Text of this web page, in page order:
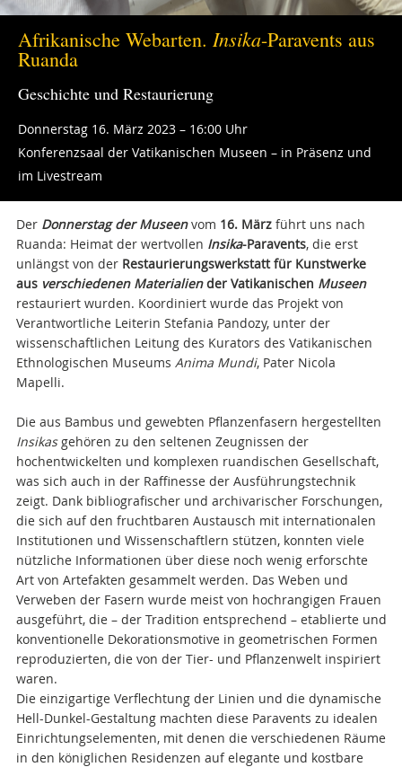
Afrikanische Webarten. Insika-Paravents aus
Ruanda
Geschichte und Restaurierung
Donnerstag 16. März 2023 – 16:00 Uhr
Konferenzsaal der Vatikanischen Museen – in Präsenz und
im Livestream
Der Donnerstag der Museenvom 16. Märzführt uns nach
Ruanda: Heimat der wertvollen Insika-Paravents, die erst
unlängst von der Restaurierungswerkstatt für Kunstwerke
aus verschiedenen Materialiender Vatikanischen Museen
restauriert wurden. Koordiniert wurde das Projekt von
Verantwortliche Leiterin Stefania Pandozy, unter der
wissenschaftlichen Leitung des Kurators des Vatikanischen
Ethnologischen Museums Anima Mundi, Pater Nicola
Mapelli.
Die aus Bambus und gewebten Pflanzenfasern hergestellten
Insikasgehören zu den seltenen Zeugnissen der
hochentwickelten und komplexen ruandischen Gesellschaft,
was sich auch in der Raffinesse der Ausführungstechnik
zeigt. Dank bibliografischer und archivarischer Forschungen,
die sich auf den fruchtbaren Austausch mit internationalen
Institutionen und Wissenschaftlern stützen, konnten viele
nützliche Informationen über diese noch wenig erforschte
Art von Artefakten gesammelt werden. Das Weben und
Verweben der Fasern wurde meist von hochrangigen Frauen
ausgeführt, die – der Tradition entsprechend – etablierte und
konventionelle Dekorationsmotive in geometrischen Formen
reproduzierten, die von der Tier- und Pflanzenwelt inspiriert
waren.
Die einzigartige Verflechtung der Linien und die dynamische
Hell-Dunkel-Gestaltung machten diese Paravents zu idealen
Einrichtungselementen, mit denen die verschiedenen Räume
in den königlichen Residenzen auf elegante und kostbare